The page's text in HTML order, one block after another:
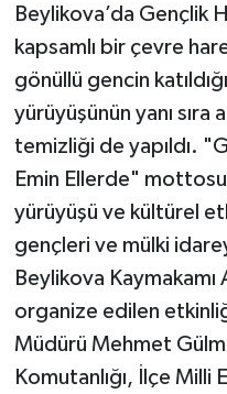
Beylikova’da Gençlik
kapsamlı bir çevre
gönüllü gencin
yürüyüşünün yanı
temizliği de yapıldı.
Emin Ellerde"
yürüyüşü ve kültürel
gençleri ve mülki
Beylikova
organize edilen
Müdürü Mehmet
Komutanlığı, İlçe